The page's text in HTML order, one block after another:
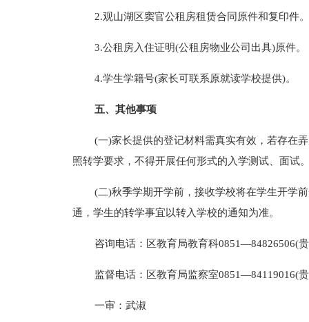
2.观山湖区窦官公租房租赁合同原件和复印件。
3.公租房入住证明(公租房物业公司出具)原件。
4.学生学籍号(家长可联系原就读学校提供)。
五、其他事项
(一)家长提供的登记材料需真实有效，若存在
照转学要求，不得开展任何形式的入学测试、面试
(二)秋季学期开学前，接收学校将在学生开学
通，学生的转学事宜以转入学校的通知为准。
咨询电话：区教育局教育科0851—84826506(
监督电话：区教育局监察室0851—84119016(
一审：武淑